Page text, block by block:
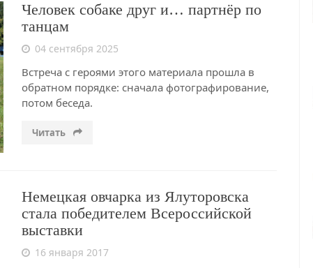
Человек собаке друг и… партнёр по
танцам
04 сентября 2025
Встреча с героями этого материала прошла в
обратном порядке: сначала фотографирование,
потом беседа.
Читать
Немецкая овчарка из Ялуторовска
стала победителем Всероссийской
выставки
16 января 2017